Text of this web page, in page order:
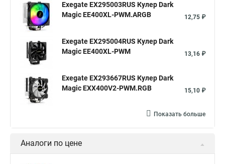
Exegate EX295003RUS Кулер Dark
Magic EE400XL-PWM.ARGB
12,75 ₽
Exegate EX295004RUS Кулер Dark
Magic EE400XL-PWM
13,16 ₽
Exegate EX293667RUS Кулер Dark
Magic EXX400V2-PWM.RGB
15,10 ₽
Показать больше
Аналоги по цене